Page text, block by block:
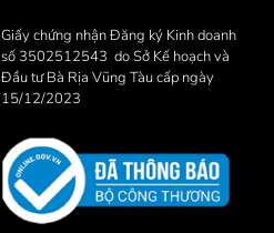
Giấy chứng nhận Đăng ký Kinh doanh
số 3502512543 do Sở Kế hoạch và
Đầu tư Bà Rịa Vũng Tàu cấp ngày
15/12/2023